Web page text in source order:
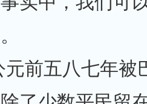
元前五八七年被